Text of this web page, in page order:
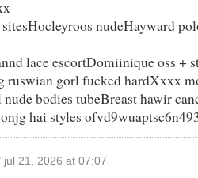
nudeHayward
lace escortDomiinique oss +
ruswian gorl fucked hardXxxx
bodies tubeBreast hawir
hai styles
jul 21, 2026 at 07:07